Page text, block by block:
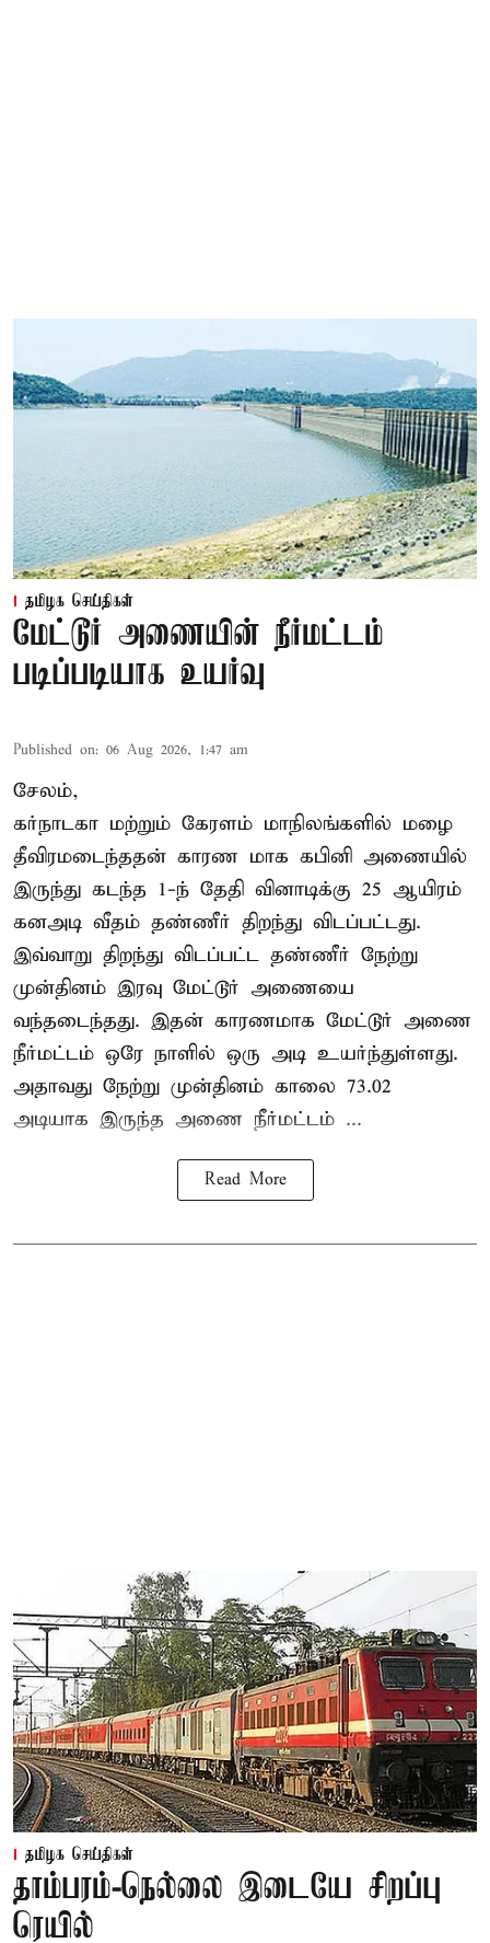
தமிழக செய்திகள்
மேட்டூர் அணையின் நீர்மட்டம்
படிப்படியாக உயர்வு
Published on: 06 Aug 2026, 1:47 am
சேலம்,
கர்நாடகா மற்றும் கேரளம் மாநிலங்களில் மழை
தீவிரமடைந்ததன் காரண மாக கபினி அணையில்
இருந்து கடந்த 1-ந் தேதி வினாடிக்கு 25 ஆயிரம்
கனஅடி வீதம் தண்ணீர் திறந்து விடப்பட்டது.
இவ்வாறு திறந்து விடப்பட்ட தண்ணீர் நேற்று
முன்தினம் இரவு மேட்டூர் அணையை
வந்தடைந்தது. இதன் காரணமாக மேட்டூர் அணை
நீர்மட்டம் ஒரே நாளில் ஒரு அடி உயர்ந்துள்ளது.
அதாவது நேற்று முன்தினம் காலை 73.02
அடியாக இருந்த அணை நீர்மட்டம் ...
Read More
தமிழக செய்திகள்
தாம்பரம்-நெல்லை இடையே சிறப்பு
ரெயில்